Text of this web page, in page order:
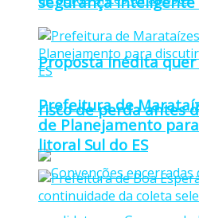
Proposta inédita
risco de perda antes
Prefeitura de
de Planejamento
litoral Sul do ES